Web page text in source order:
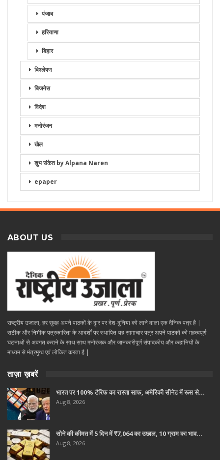
पंजाब
हरियाणा
बिहार
विश्लेषण
बिजनेस
विदेश
मनोरंजन
खेल
शुभ संकेत by Alpana Naren
epaper
ABOUT US
राष्ट्रीय उजाला, हर सुबह अपने पाठकों के दॄार पर देश-दुनिया को लाने वाला एक दैनिक पत्र है |
सटीक और निभींक पत्रकारिता के आदर्शों पर स्थापित यह सामाचार पत्र अपने पाठकों को महत्वपूर्ण
घटनाओं से अवगत कराने के साथ साथ मनोरंजक और जानकारीपूर्ण संपादकीय और कहानियों के
माध्यम से मंत्रमुग्ध एवं लोकित करता है |
ताज़ा ख़बरें
भारत पर 100% टैरिफ का रास्ता साफ, अमेरिकी सीनेट में रूस से…
Aug 8, 2026
सोने की कीमत में 5 दिन में ₹7,064 का उछाल, 10 ग्राम का भाव…
Aug 8, 2026